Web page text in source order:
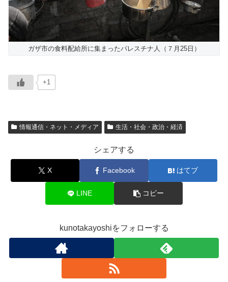
ガザ市の食料配給所に集まったパレスチナ人（７月25日）
+1
情報通信・ネット・メディア 生活・社会・政治・経済
シェアする
X Facebook はてブ
LINE コピー
kunotakayoshiをフォローする